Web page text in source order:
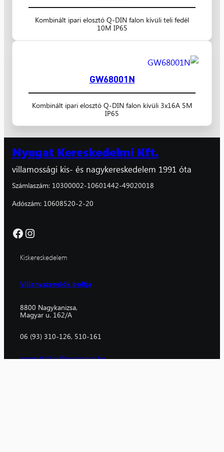
Kombinált ipari elosztó Q-DIN falon kívüli teli fedél
10M IP65
GW68001N
Kombinált ipari elosztó Q-DIN falon kívüli 3x16A 5M
IP65
Nyugat Kereskedelmi Kft.
villamossági kis- és nagykereskedelem 1991 óta
Számlaszám: 10300002-10601442-49020018
Adószám: 10608520-2-20
Facebook Instagram
Kiskereskedelem
Villanyszerelők boltja
8800 Nagykanizsa,
Magyar u. 162/A
06 (93) 310-126, 510-161
nyugatkisker@nyugatker.hu